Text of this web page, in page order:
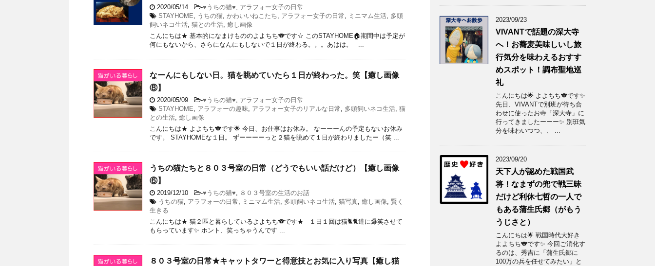
2020/05/14 -♥うちの猫♥, アラフォー女子の日常
STAYHOME, うちの猫, かわいいねこたち, アラフォー女子の日常, ミニマム生活, 多頭
飼いネコ生活, 猫との生活, 癒し画像
こんにちは★ 基本的になまけもののよよちち🐨です☆ このSTAYHOME🏠期間中は予定が
何にもないから、さらになんにもしないで１日が終わる。。。あはは。 ...
なーんにもしない日。猫を眺めていたら１日が終わった。笑【癒し画像
⑧】
2020/05/09 -♥うちの猫♥, アラフォー女子の日常
STAYHOME, アラフォーの趣味, アラフォー女子のリアルな日常, 多頭飼いネコ生活, 猫
との生活, 癒し画像
こんにちは★ よよちち🐨です🌟 今日、お仕事はお休み。 なーーーんの予定もないお休み
です。 STAYHOMEな１日。 ずーーーーっと２猫を眺めて１日が終わりましたー（笑 ...
うちの猫たちと８０３号室の日常（どうでもいい話だけど）【癒し画像
⑥】
2019/12/10 -♥うちの猫♥, ８０３号室の生活のお話
うちの猫, アラフォーの日常, ミニマム生活, 多頭飼いネコ生活, 猫写真, 癒し画像, 賢く
生きる
こんにちは★ 猫２匹と暮らしているよよちち🐨です★ １日１回は猫🐈🐈達に爆笑させて
もらっています✨ ホント、笑っちゃうんです ...
８０３号室の日常★キャットタワーと得意技とお気に入り写真【癒し猫
2023/09/23
VIVANTで話題の深大寺
へ！お蕎麦美味しいし旅
行気分を味わえるおすす
めスポット！調布聖地巡
礼
こんにちは🌟 よよちち🐨です✨
先日、VIVANTで別班が待ち合
わせに使ったお寺「深大寺」に
行ってきましたーーー✨ 別班気
分を味わいつつ、、 ...
2023/09/20
天下人が認めた戦国武
将！なまずの兜で戦三昧
だけど利休七哲の一人で
もある蒲生氏郷（がもう
うじさと）
こんにちは🌟 戦国時代大好き
よよちち🐨です✨ 今回ご消化す
るのは、秀吉に「蒲生氏郷に
100万の兵を任せてみたい」と